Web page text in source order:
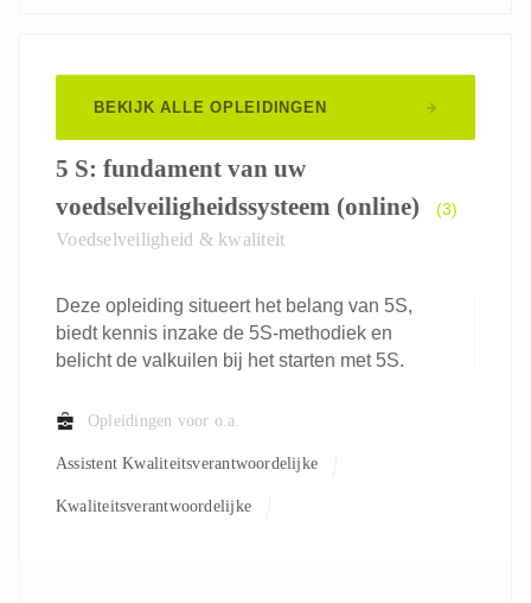
BEKIJK ALLE OPLEIDINGEN
5 S: fundament van uw
voedselveiligheidssysteem (online)
(3)
Voedselveiligheid & kwaliteit
Deze opleiding situeert het belang van 5S,
biedt kennis inzake de 5S-methodiek en
belicht de valkuilen bij het starten met 5S.
Opleidingen voor o.a.
Assistent Kwaliteitsverantwoordelijke
Kwaliteitsverantwoordelijke